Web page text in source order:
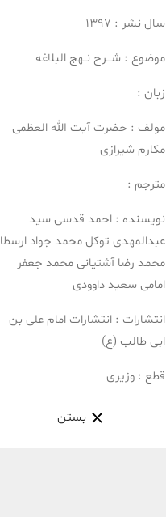
سال نشر : 1397
موضوع :شـــرح نــهج البلاغه
زبان :
مولف : حضرت آیت الله العظمی
مکارم شیرازی
مترجم :
نویسنده :احمد قدسی سید
عبدالمهدی توکل محمد جواد ارسطا
محمد رضا آشتیانی محمد جعفر
امامی سعید داوودی
انتشارات :انتشارات امام علی بن
ابی طالب (ع)
قطع :وزیری
بستن